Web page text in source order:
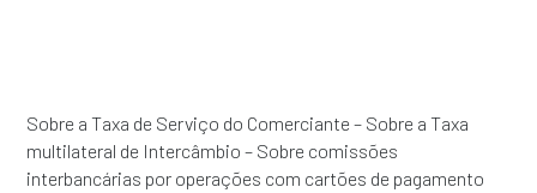
Sobre a Taxa de Serviço do Comerciante – Sobre a Taxa
multilateral de Intercâmbio – Sobre comissões
interbancárias por operações com cartões de pagamento